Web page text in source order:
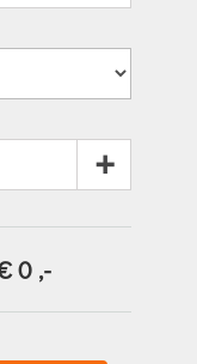
+
0 ,-